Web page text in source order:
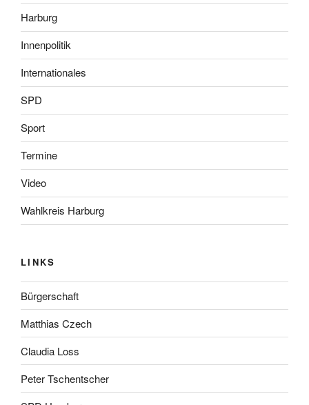
Harburg
Innenpolitik
Internationales
SPD
Sport
Termine
Video
Wahlkreis Harburg
LINKS
Bürgerschaft
Matthias Czech
Claudia Loss
Peter Tschentscher